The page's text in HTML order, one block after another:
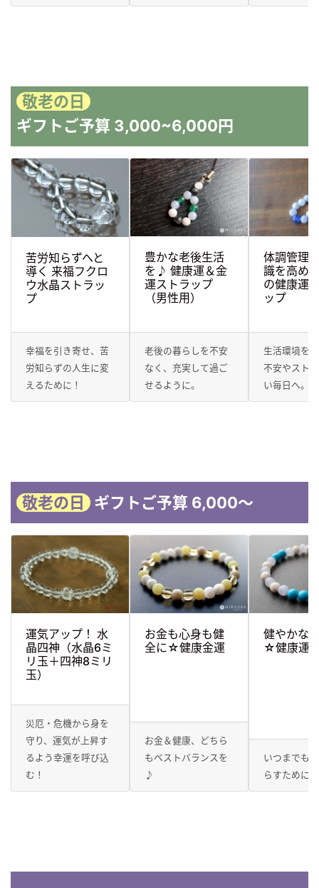
敬老の日
ギフトご予算 3,000~6,000円
苦労知らずへと
導く 来福フクロ
ウ水晶ストラッ
プ
幸福を引き寄せ、苦
労知らずの人生に変
えるために！
豊かな老後生活
を♪ 健康運＆金
運ストラップ
（男性用）
老後の暮らしを不安
なく、充実して過ご
せるように。
体調管理
識を高め
の健康運
ップ
生活環境を
不安やスト
い毎日へ。
敬老の日 ギフトご予算 6,000～
運気アップ！ 水
晶四神（水晶6ミ
リ玉＋四神8ミリ
玉）
災厄・危機から身を
守り、運気が上昇す
るよう幸運を呼び込
む！
お金も心身も健
全に☆健康金運
お金＆健康、どちら
もベストバランスを
♪
健やかな
☆健康運
いつまでも
らすために。